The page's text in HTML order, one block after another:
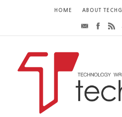
HOME ABOUT TECHG